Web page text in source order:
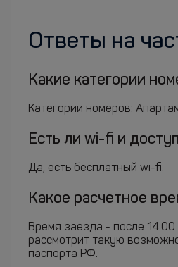
Ответы на
Какие категории
Категории номеров:
Есть ли wi-fi и
Да, есть бесплатный wi-fi.
Какое расчетное
Время заезда - после
рассмотрит такую
паспорта РФ.